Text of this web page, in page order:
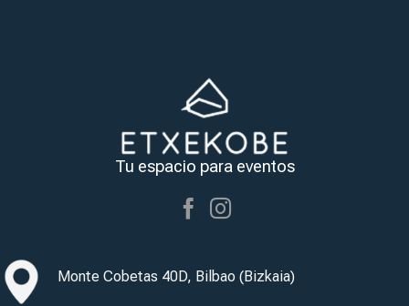
Tu espacio para eventos
Monte Cobetas 40D, Bilbao (Bizkaia)